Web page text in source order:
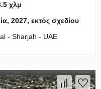
χλμ
2027, εκτός σχεδίου
- Sharjah - UAE